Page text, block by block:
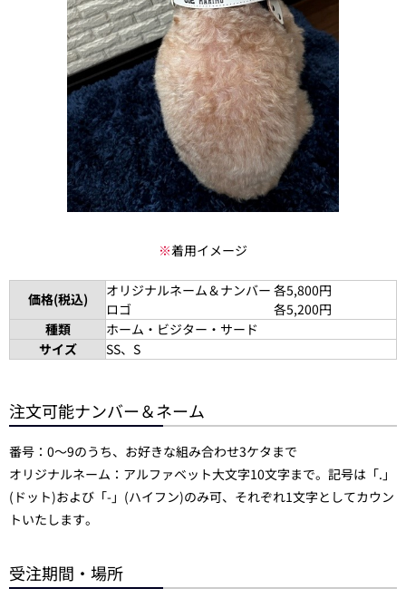
※着用イメージ
価格(税込)
オリジナルネーム＆ナンバー 各5,800円
ロゴ 各5,200円
種類
ホーム・ビジター・サード
サイズ
SS、S
注文可能ナンバー＆ネーム
番号：0～9のうち、お好きな組み合わせ3ケタまで
オリジナルネーム：アルファベット大文字10文字まで。記号は「.」
(ドット)および「-」(ハイフン)のみ可、それぞれ1文字としてカウン
トいたします。
受注期間・場所